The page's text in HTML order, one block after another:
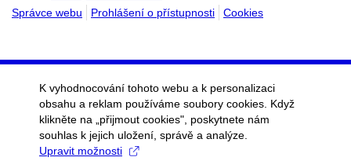
Správce webu
Prohlášení o přístupnosti Cookies
K vyhodnocování tohoto webu a k personalizaci
obsahu a reklam používáme soubory cookies. Když
klikněte na „přijmout cookies", poskytnete nám
souhlas k jejich uložení, správě a analýze.
Upravit možnosti